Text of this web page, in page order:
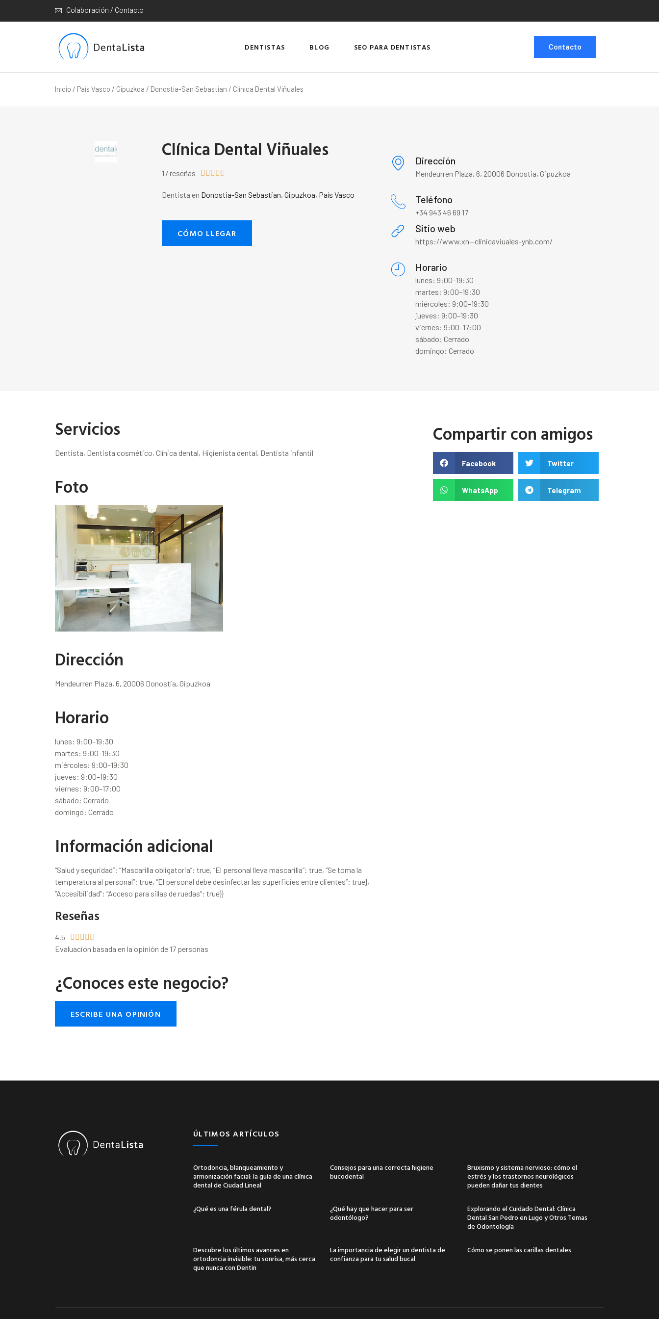
Colaboración / Contacto
DENTISTAS BLOG SEO PARA DENTISTAS Contacto
Inicio / País Vasco / Gipuzkoa / Donostia-San Sebastian / Clínica Dental Viñuales
Clínica Dental Viñuales
17 reseñas     
Dentista en Donostia-San Sebastian,Gipuzkoa, País Vasco
CÓMO LLEGAR
Dirección
Mendeurren Plaza, 6, 20006 Donostia, Gipuzkoa
Teléfono
+34 943 46 69 17
Sitio web
https://www.xn--clinicaviuales-ynb.com/
Horario
lunes: 9:00–19:30
martes: 9:00–19:30
miércoles: 9:00–19:30
jueves: 9:00–19:30
viernes: 9:00–17:00
sábado: Cerrado
domingo: Cerrado
Servicios
Dentista, Dentista cosmético, Clínica dental, Higienista dental, Dentista infantil
Foto
Dirección
Mendeurren Plaza, 6, 20006 Donostia, Gipuzkoa
Horario
lunes: 9:00–19:30
martes: 9:00–19:30
miércoles: 9:00–19:30
jueves: 9:00–19:30
viernes: 9:00–17:00
sábado: Cerrado
domingo: Cerrado
Información adicional
“Salud y seguridad”: “Mascarilla obligatoria”: true, “El personal lleva mascarilla”: true, “Se toma la
temperatura al personal”: true, “El personal debe desinfectar las superficies entre clientes”: true},
“Accesibilidad”: “Acceso para sillas de ruedas”: true}}
Reseñas
4.5     
Evaluación basada en la opinión de 17 personas
¿Conoces este negocio?
ESCRIBE UNA OPINIÓN
Compartir con amigos
Facebook Twitter
WhatsApp Telegram
ÚLTIMOS ARTÍCULOS
Ortodoncia, blanqueamiento y
armonización facial: la guía de una clínica
dental de Ciudad Lineal
Consejos para una correcta higiene
bucodental
Bruxismo y sistema nervioso: cómo el
estrés y los trastornos neurológicos
pueden dañar tus dientes
¿Qué es una férula dental?
¿Qué hay que hacer para ser
odontólogo?
Explorando el Cuidado Dental: Clínica
Dental San Pedro en Lugo y Otros Temas
de Odontología
Descubre los últimos avances en
ortodoncia invisible: tu sonrisa, más cerca
que nunca con Dentin
La importancia de elegir un dentista de
confianza para tu salud bucal
Cómo se ponen las carillas dentales